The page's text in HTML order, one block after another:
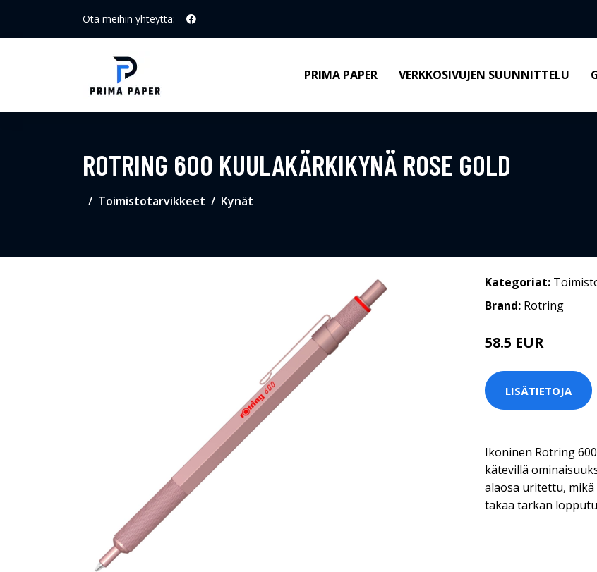
Ota meihin yhteyttä:
PRIMA PAPER VERKKOSIVUJEN SUUNNITTELU
ROTRING 600 KUULAKÄRKIKYNÄ ROSE GOLD
Toimistotarvikkeet Kynät
Kategoriat:
Brand: Rotring
58.5 EUR
LISÄTIETOJA
Ikoninen Rotring
kätevillä
alaosa uritettu,
takaa tarkan